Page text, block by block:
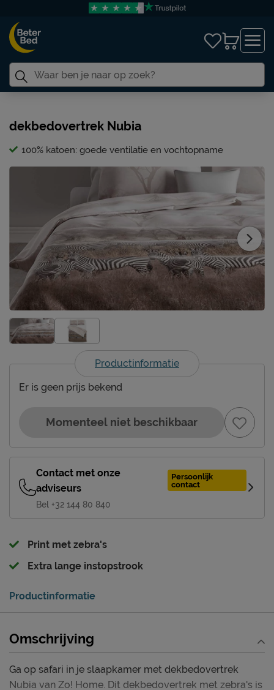
dekbedovertrek Nubia
100% katoen: goede ventilatie en vochtopname
Productinformatie
Er is geen prijs bekend
Momenteel niet beschikbaar
Contact met onze
adviseurs
Persoonlijk
contact
Bel +32 144 80 840
Print met zebra's
Extra lange instopstrook
Productinformatie
Omschrijving
Ga op safari in je slaapkamer met dekbedovertrek
Nubia van Zo! Home. Dit dekbedovertrek met zebra's is